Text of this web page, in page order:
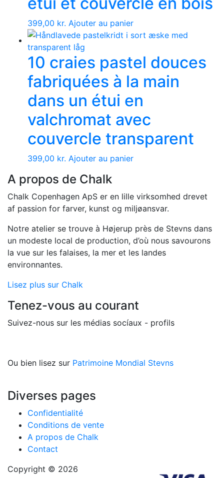
399,00 kr. Ajouter au panier
10 craies pastel douces
fabriquées à la main
dans un étui en
valchromat avec
couvercle transparent
399,00 kr. Ajouter au panier
A propos de Chalk
Chalk Copenhagen ApS er en lille virksomhed drevet
af passion for farver, kunst og miljøansvar.
Notre atelier se trouve à Højerup près de Stevns dans
un modeste local de production, d’où nous savourons
la vue sur les falaises, la mer et les landes
environnantes.
Lisez plus sur Chalk
Tenez-vous au courant
Suivez-nous sur les médias socíaux - profils
Ou bien lisez sur Patrimoine Mondial Stevns
Diverses pages
Confidentialité
Conditions de vente
A propos de Chalk
Contact
Copyright © 2026